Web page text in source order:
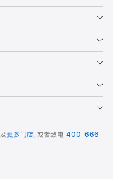
及更多门店，或者致电 400-666-